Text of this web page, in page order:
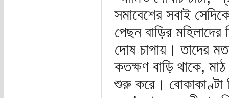
সমাবেশের সবাই
পেছন বাড়ির
দোষ চাপায়। তাদের
কতক্ষণ বাড়ি থাকে,
শুরু করে। বোকাকাণ্টা